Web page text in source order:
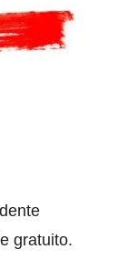
gratuito.